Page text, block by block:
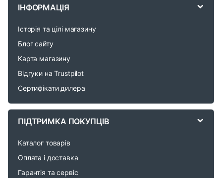
C
ІНФОРМАЦІЯ
Історія та цілі магазину
Блог сайту
Карта магазину
Відгуки на Trustpilot
Сертифікати дилера
ПІДТРИМКА ПОКУПЦІВ
Каталог товарів
Оплата і доставка
Гарантія та сервіс